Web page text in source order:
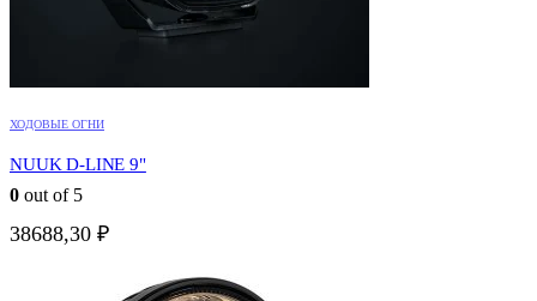
ХОДОВЫЕ ОГНИ
NUUK D-LINE 9"
0 out of 5
38688,30 ₽